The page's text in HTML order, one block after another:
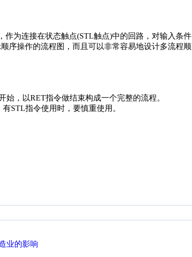
为连接在状态触点(STL触点)中的回路，对输入条件
序操作的流程图，而且可以非常容易地设计多流程顺
，以RET指令做结束构成一个完整的流程。
STL指令使用时，要慎重使用。
业的影响